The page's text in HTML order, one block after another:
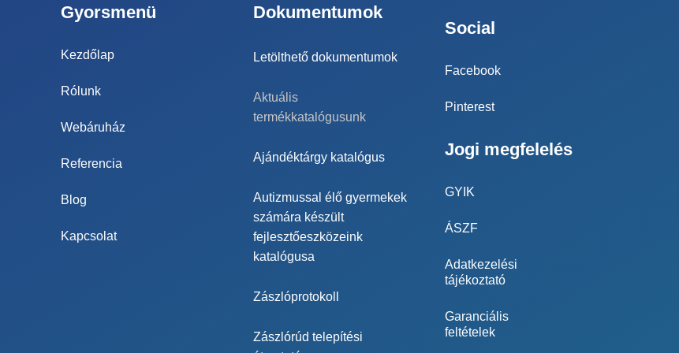
Gyorsmenü
Kezdőlap
Rólunk
Webáruház
Referencia
Blog
Kapcsolat
Dokumentumok
Letölthető dokumentumok
Aktuális
termékkatalógusunk
Ajándéktárgy katalógus
Autizmussal élő gyermekek
számára készült
fejlesztőeszközeink
katalógusa
Zászlóprotokoll
Zászlórúd telepítési
Social
Facebook
Pinterest
Jogi megfelelés
GYIK
ÁSZF
Adatkezelési
tájékoztató
Garanciális
feltételek